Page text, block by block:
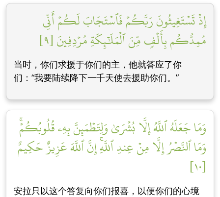
إِذۡ تَسۡتَغِيثُونَ رَبَّكُمۡ فَٱسۡتَجَابَ لَكُمۡ أَنِّي
مُمِدُّكُم بِأَلۡفٖ مِّنَ ٱلۡمَلَٰٓئِكَةِ مُرۡدِفِينَ [٩]
当时，你们求援于你们的主，他就答应了你
们：“我要陆续降下一千天使去援助你们。”
وَمَا جَعَلَهُ ٱللَّهُ إِلَّا بُشۡرَىٰ وَلِتَطۡمَئِنَّ بِهِۦ قُلُوبُكُمۡۚ
وَمَا ٱلنَّصۡرُ إِلَّا مِنۡ عِندِ ٱللَّهِۚ إِنَّ ٱللَّهَ عَزِيزٌ حَكِيمٌ
[١٠]
安拉只以这个答复向你们报喜，以便你们的心境